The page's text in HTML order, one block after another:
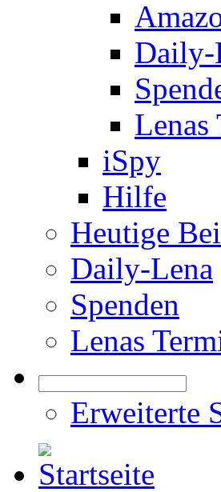
Daily-
Lenas
iSpy
Hilfe
Heutige
Daily-Lena
Spenden
Lenas
Erweiterte